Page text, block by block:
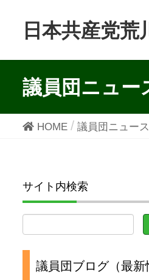
日本共産党荒
議員団ニュー
HOME 議員団ニュース
サイト内検索
議員団ブログ（最新